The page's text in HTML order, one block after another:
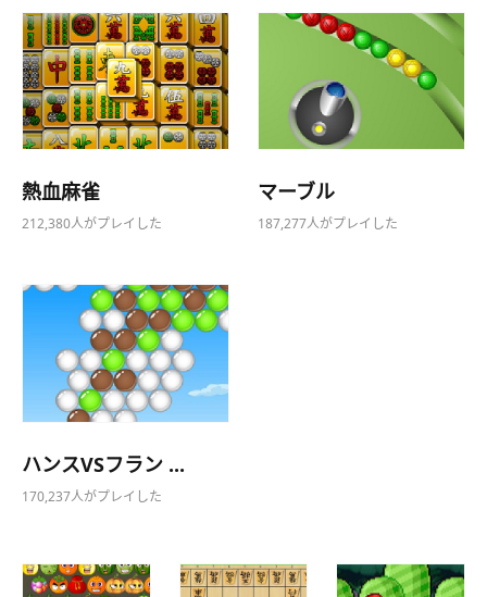
熱血麻雀
212,380人がプレイした
マーブル
187,277人がプレイした
ハンスVSフラン ...
170,237人がプレイした